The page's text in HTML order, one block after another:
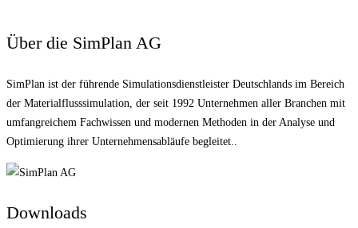
Über die SimPlan AG
SimPlan ist der führende Simu­lationsdienstleister Deutschlands im Bereich
der Materialfluss­simulation, der seit 1992 Unternehmen aller Branchen mit
umfangreichem Fachwissen und modernen Methoden in der Analyse und
Optimierung ihrer Unternehmens­abläufe begleitet..
Downloads